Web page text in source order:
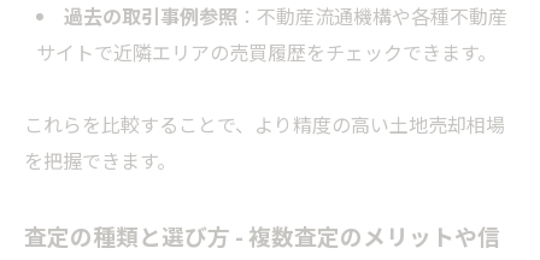
過去の取引事例参照：不動産流通機構や各種不動産
サイトで近隣エリアの売買履歴をチェックできます。
これらを比較することで、より精度の高い土地売却相場
を把握できます。
査定の種類と選び方 - 複数査定のメリットや信